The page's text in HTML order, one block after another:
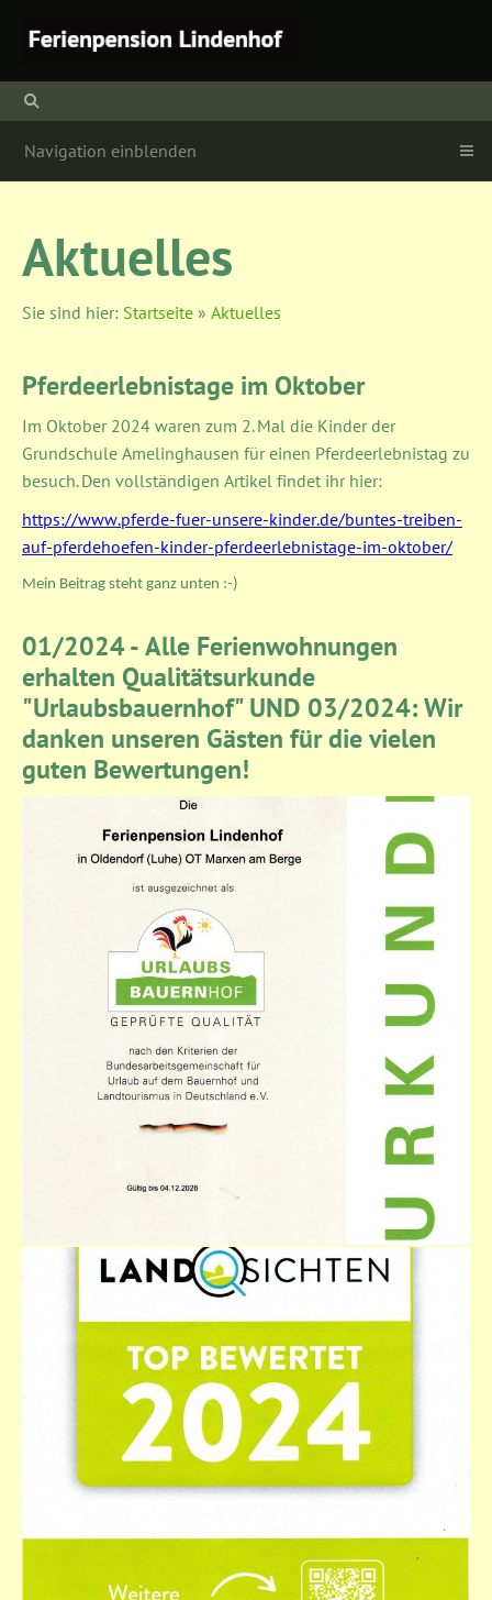
Navigation einblenden
Aktuelles
Sie sind hier: Startseite » Aktuelles
Pferdeerlebnistage im Oktober
Im Oktober 2024 waren zum 2. Mal die Kinder der
Grundschule Amelinghausen für einen Pferdeerlebnistag zu
besuch. Den vollständigen Artikel findet ihr hier:
https://www.pferde-fuer-unsere-kinder.de/buntes-treiben-
auf-pferdehoefen-kinder-pferdeerlebnistage-im-oktober/
Mein Beitrag steht ganz unten :-)
01/2024 - Alle Ferienwohnungen
erhalten Qualitätsurkunde
"Urlaubsbauernhof" UND 03/2024: Wir
danken unseren Gästen für die vielen
guten Bewertungen!